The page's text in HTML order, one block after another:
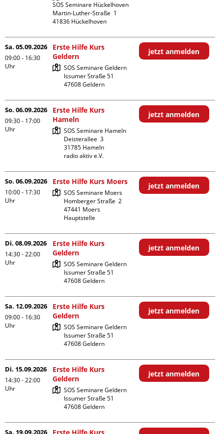
SOS Seminare Hückelhoven
Martin-Luther-Straße  1
Sa. 05.09.2026
09:00 - 16:30
Uhr
Erste Hilfe Kurs
Geldern
SOS Seminare Geldern
Issumer Straße 51
jetzt anmelden
So. 06.09.2026
09:30 - 17:00
Uhr
Erste Hilfe Kurs
Hameln
SOS Seminare Hameln
Deisterallee  3
31785 Hameln
radio aktiv e.V.
jetzt anmelden
So. 06.09.2026
10:00 - 17:30
Uhr
Erste Hilfe Kurs Moers
SOS Seminare Moers
Homberger Straße  2
47441 Moers
Hauptstelle
jetzt anmelden
Di. 08.09.2026
14:30 - 22:00
Uhr
Erste Hilfe Kurs
Geldern
SOS Seminare Geldern
Issumer Straße 51
jetzt anmelden
Sa. 12.09.2026
09:00 - 16:30
Uhr
Erste Hilfe Kurs
Geldern
SOS Seminare Geldern
Issumer Straße 51
jetzt anmelden
Di. 15.09.2026
14:30 - 22:00
Uhr
Erste Hilfe Kurs
Geldern
SOS Seminare Geldern
Issumer Straße 51
jetzt anmelden
Sa. 19.09.2026